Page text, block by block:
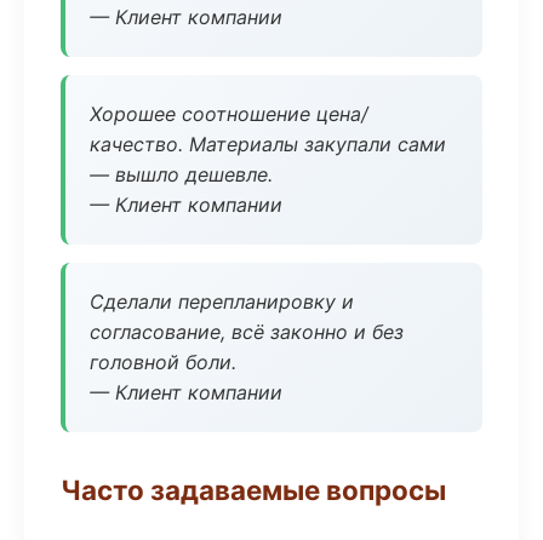
— Клиент компании
Хорошее соотношение цена/
качество. Материалы закупали сами
— вышло дешевле.
— Клиент компании
Сделали перепланировку и
согласование, всё законно и без
головной боли.
— Клиент компании
Часто задаваемые вопросы